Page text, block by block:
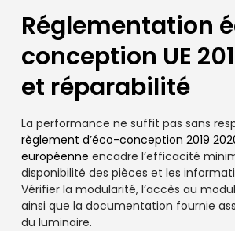
Réglementation
conception UE
et réparabilité
La performance ne suffit pas sans
règlement d’éco-conception 2019
européenne encadre l’efficacité
disponibilité des pièces et les
Vérifier la modularité, l’accès au
ainsi que la documentation fournie
du luminaire.